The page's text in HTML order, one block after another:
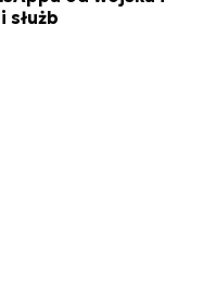
służb